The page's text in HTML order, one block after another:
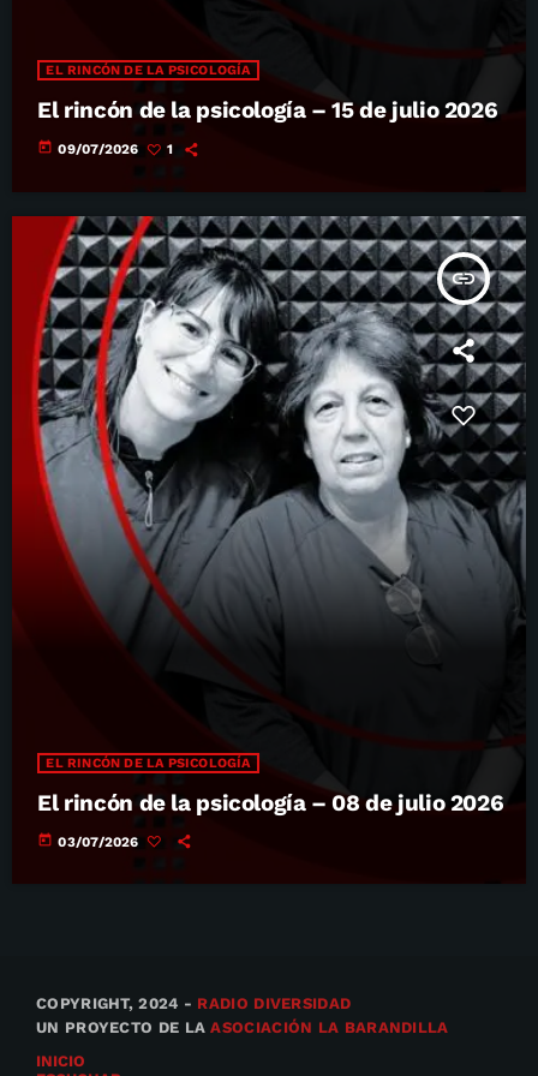
EL RINCÓN DE LA PSICOLOGÍA
El rincón de la psicología – 15 de julio 2026
today 09/07/2026 1
insert_link
EL RINCÓN DE LA PSICOLOGÍA
El rincón de la psicología – 08 de julio 2026
today 03/07/2026
COPYRIGHT, 2024 - RADIO DIVERSIDAD
UN PROYECTO DE LAASOCIACIÓN LA BARANDILLA
INICIO